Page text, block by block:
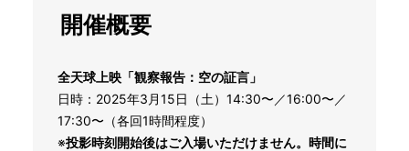
開催概要
全天球上映「観察報告：空の証言」
日時：2025年3月15日（土）14:30〜／16:00〜／
17:30〜（各回1時間程度）
※投影時刻開始後はご入場いただけません。時間に